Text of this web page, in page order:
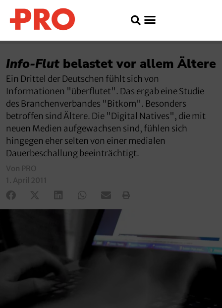
Info-Flut belastet vor allem Ältere
Ein Drittel der Deutschen fühlt sich von
Informationen "überflutet". Das ergab eine Studie
des Branchenverbandes "Bitkom". Besonders
betroffen sind Ältere. Die "Digital Natives", die mit
neuen Medien aufgewachsen sind, fühlen sich
hingegen eher selten von einer medialen
Dauerbeschallung beeinträchtigt.
Von PRO
1. April 2011